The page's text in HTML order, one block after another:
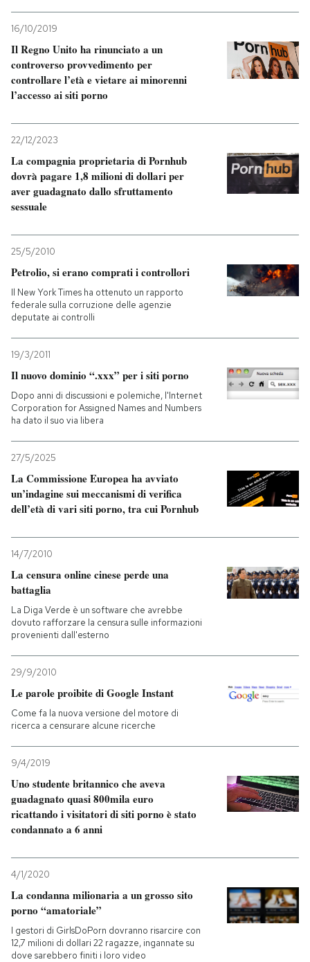
16/10/2019
Il Regno Unito ha rinunciato a un
controverso provvedimento per
controllare l’età e vietare ai minorenni
l’accesso ai siti porno
22/12/2023
La compagnia proprietaria di Pornhub
dovrà pagare 1,8 milioni di dollari per
aver guadagnato dallo sfruttamento
sessuale
25/5/2010
Petrolio, si erano comprati i controllori
Il New York Times ha ottenuto un rapporto
federale sulla corruzione delle agenzie
deputate ai controlli
19/3/2011
Il nuovo dominio “.xxx” per i siti porno
Dopo anni di discussioni e polemiche, l'Internet
Corporation for Assigned Names and Numbers
ha dato il suo via libera
27/5/2025
La Commissione Europea ha avviato
un’indagine sui meccanismi di verifica
dell’età di vari siti porno, tra cui Pornhub
14/7/2010
La censura online cinese perde una
battaglia
La Diga Verde è un software che avrebbe
dovuto rafforzare la censura sulle informazioni
provenienti dall'esterno
29/9/2010
Le parole proibite di Google Instant
Come fa la nuova versione del motore di
ricerca a censurare alcune ricerche
9/4/2019
Uno studente britannico che aveva
guadagnato quasi 800mila euro
ricattando i visitatori di siti porno è stato
condannato a 6 anni
4/1/2020
La condanna milionaria a un grosso sito
porno “amatoriale”
I gestori di GirlsDoPorn dovranno risarcire con
12,7 milioni di dollari 22 ragazze, ingannate su
dove sarebbero finiti i loro video